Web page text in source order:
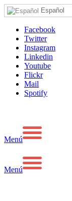
Español
Facebook
Twitter
Instagram
Linkedin
Youtube
Flickr
Mail
Spotify
Menú
Menú